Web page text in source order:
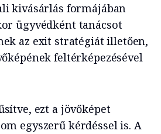
kivásárlás formájában
ügyvédként tanácsot
az exit stratégiát illetően,
feltérképezésével
ezt a jövőképet
egyszerű kérdéssel is. A